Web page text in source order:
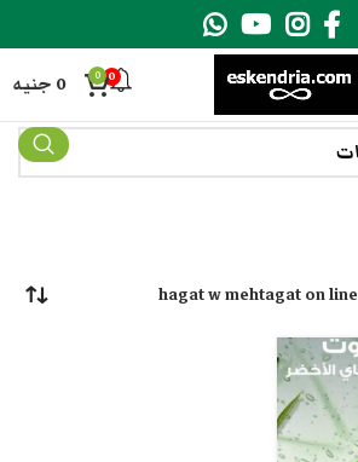
0
0
0 جنيه
hagat w mehtagat on line